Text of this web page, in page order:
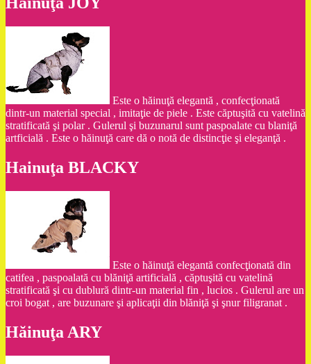
Este o hăinuţă elegantă , confecţionată
dintr-un material special , imitaţie de piele . Este căptuşită cu vatelină
stratificată şi polar . Gulerul şi buzunarul sunt paspoalate cu blaniţă
artficială . Este o hăinuţă care dă o notă de distincţie şi eleganţă .
Hainuţa BLACKY
Este o hăinuţă elegantă confecţionată din
catifea , paspoalată cu blăniţă artificială , căptuşită cu vatelină
stratificată şi cu dublură dintr-un material fin , lucios . Gulerul are un
croi bogat , are buzunare şi aplicaţii din blăniţă şi şnur filigranat .
Hăinuţa ARY